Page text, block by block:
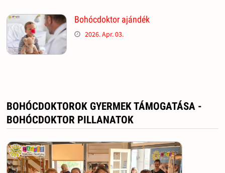
Bohócdoktor ajándék
2026. Apr. 03.
BOHÓCDOKTOROK GYERMEK TÁMOGATÁSA -
BOHÓCDOKTOR PILLANATOK